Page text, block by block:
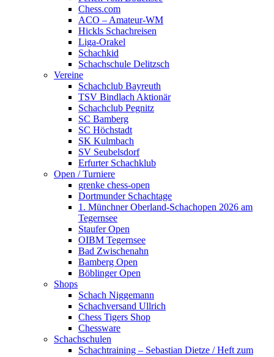
Chess.com
ACO – Amateur-WM
Hickls Schachreisen
Liga-Orakel
Schachkid
Schachschule Delitzsch
Vereine
Schachclub Bayreuth
TSV Bindlach Aktionär
Schachclub Pegnitz
SC Bamberg
SC Höchstadt
SK Kulmbach
SV Seubelsdorf
Erfurter Schachklub
Open / Turniere
grenke chess-open
Dortmunder Schachtage
1. Münchner Oberland-Schachopen 2026 am
Tegernsee
Staufer Open
OIBM Tegernsee
Bad Zwischenahn
Bamberg Open
Böblinger Open
Shops
Schach Niggemann
Schachversand Ullrich
Chess Tigers Shop
Chessware
Schachschulen
Schachtraining – Sebastian Dietze / Heft zum